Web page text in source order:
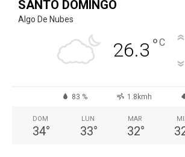
SANTO DOMINGO
Algo De Nubes
26.3 °C
83 % 1.8kmh
DOM
34°
LUN
33°
MAR
32°